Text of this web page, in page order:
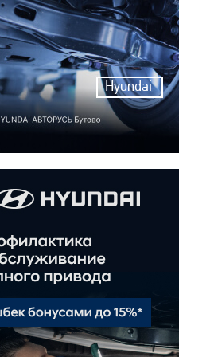
Hyundai